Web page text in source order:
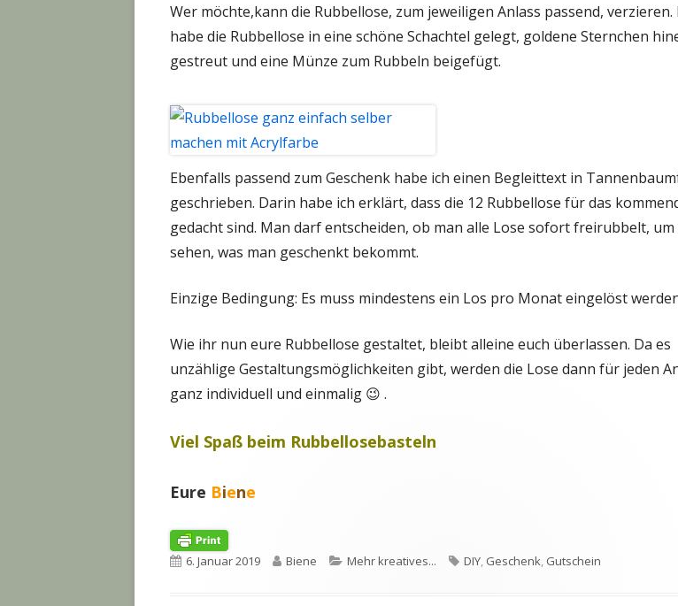
Wer möchte,kann die Rubbellose, zum jeweiligen Anlass passend, verzieren.
habe die Rubbellose in eine schöne Schachtel gelegt, goldene Sternchen
gestreut und eine Münze zum Rubbeln beigefügt.
Ebenfalls passend zum Geschenk habe ich einen Begleittext in
geschrieben. Darin habe ich erklärt, dass die 12 Rubbellose für das
gedacht sind. Man darf entscheiden, ob man alle Lose sofort freirubbelt, um
sehen, was man geschenkt bekommt.
Einzige Bedingung: Es muss mindestens ein Los pro Monat eingelöst
Wie ihr nun eure Rubbellose gestaltet, bleibt alleine euch überlassen. Da es
unzählige Gestaltungsmöglichkeiten gibt, werden die Lose dann für jeden
ganz individuell und einmalig 😉 .
Viel Spaß beim Rubbellosebasteln
Eure Biene
Veröffentlicht
6. Januar 2019 Autor
Biene Kategorien
Mehr kreatives... Schlagwörter
DIY, Geschenk, Gutschein